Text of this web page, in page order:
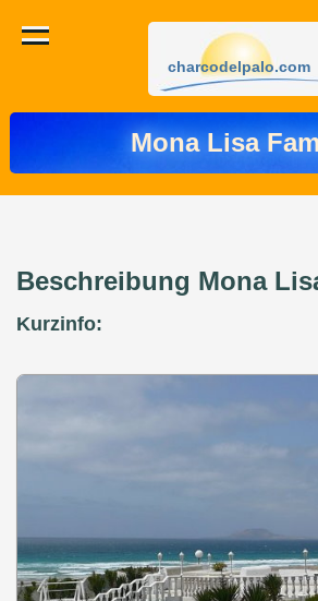
charcodelpalo.com
Mona Lisa
Beschreibung Mona
Kurzinfo: